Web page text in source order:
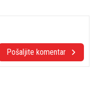
Pošaljite komentar